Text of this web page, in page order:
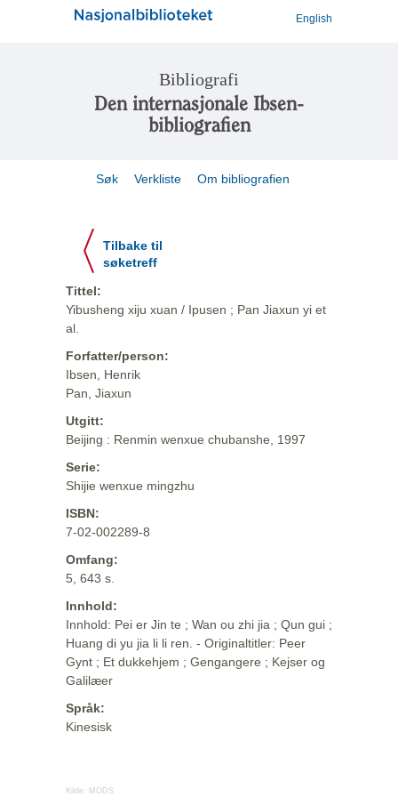
English
Bibliografi
Den internasjonale Ibsen-
bibliografien
Søk Verkliste Om bibliografien
Tilbake til
søketreff
Tittel:
Yibusheng xiju xuan / Ipusen ; Pan Jiaxun yi et
al.
Forfatter/person:
Ibsen, Henrik
Pan, Jiaxun
Utgitt:
Beijing : Renmin wenxue chubanshe, 1997
Serie:
Shijie wenxue mingzhu
ISBN:
7-02-002289-8
Omfang:
5, 643 s.
Innhold:
Innhold: Pei er Jin te ; Wan ou zhi jia ; Qun gui ;
Huang di yu jia li li ren. - Originaltitler: Peer
Gynt ; Et dukkehjem ; Gengangere ; Kejser og
Galilæer
Språk:
Kinesisk
Kilde: MODS